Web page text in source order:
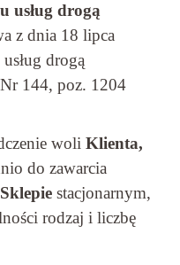
usług drogą
z dnia 18 lipca
drogą
144, poz. 1204
woli Klienta,
do zawarcia
Sklepie stacjonarnym,
rodzaj i liczbę